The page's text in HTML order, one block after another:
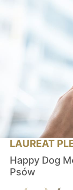
LAUREAT
Happy Dog
Psów